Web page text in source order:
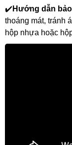
✔️ Hướng dẫn
thoáng mát, tránh
hộp nhựa hoặc